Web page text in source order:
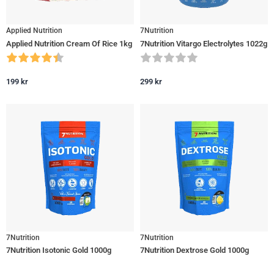
Applied Nutrition
Applied Nutrition Cream Of Rice 1kg
199 kr
7Nutrition
7Nutrition Vitargo Electrolytes 1022g
299 kr
7Nutrition
7Nutrition Isotonic Gold 1000g
7Nutrition
7Nutrition Dextrose Gold 1000g